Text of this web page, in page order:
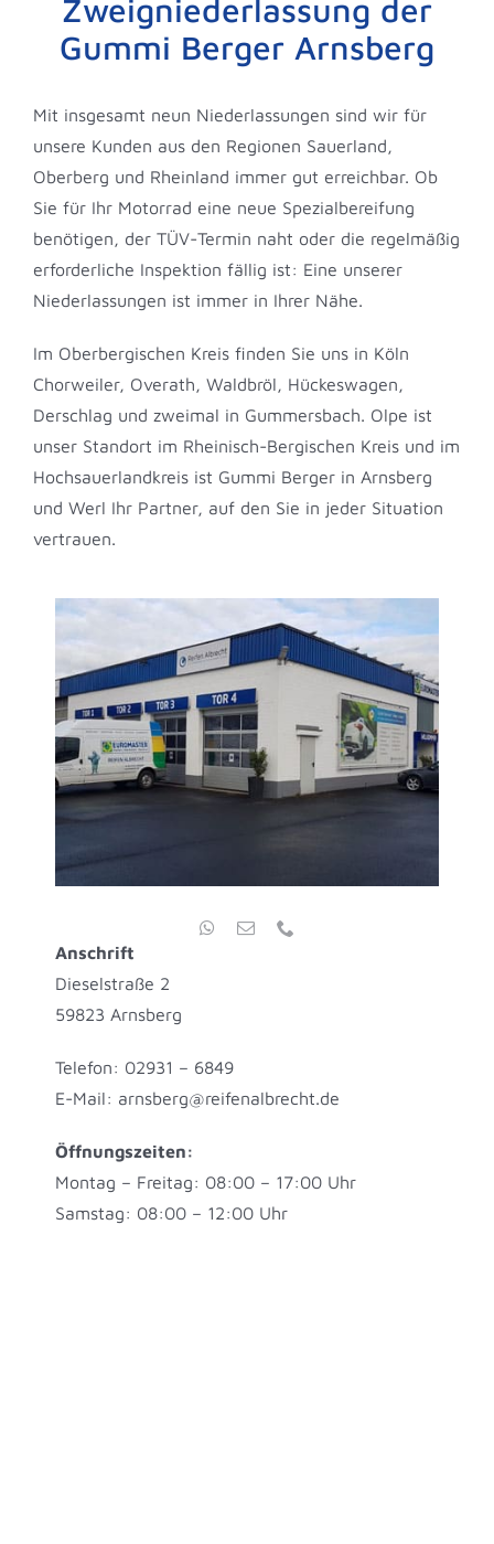
Gummi Berger
Zweigniederlassung der
Gummi Berger Arnsberg
Mit insgesamt neun Niederlassungen sind wir für
unsere Kunden aus den Regionen Sauerland,
Oberberg und Rheinland immer gut erreichbar. Ob
Sie für Ihr Motorrad eine neue Spezialbereifung
benötigen, der TÜV-Termin naht oder die regelmäßig
erforderliche Inspektion fällig ist: Eine unserer
Niederlassungen ist immer in Ihrer Nähe.
Im Oberbergischen Kreis finden Sie uns in Köln
Chorweiler, Overath, Waldbröl, Hückeswagen,
Derschlag und zweimal in Gummersbach. Olpe ist
unser Standort im Rheinisch-Bergischen Kreis und im
Hochsauerlandkreis ist Gummi Berger in Arnsberg
und Werl Ihr Partner, auf den Sie in jeder Situation
vertrauen.
Anschrift
Dieselstraße 2
59823 Arnsberg
Telefon: 02931 – 6849
E-Mail: arnsberg@reifenalbrecht.de
Öffnungszeiten:
Montag – Freitag: 08:00 – 17:00 Uhr
Samstag: 08:00 – 12:00 Uhr